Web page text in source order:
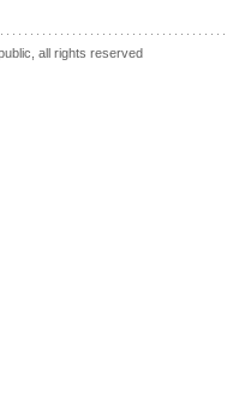
all rights reserved